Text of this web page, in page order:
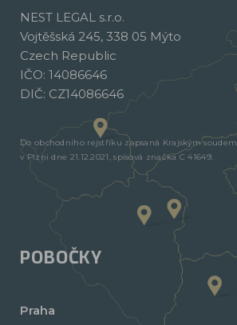
NEST LEGAL s.r.o.
Vojtěšská 245, 338 05 Mýto
Czech Republic
IČO: 14086646
DIČ: CZ14086646
Do obchodního rejstříku zapsaná Krajským soudem
v Plzni dne 21.12.2021, spisová značka C 41649.
POBOČKY
Praha